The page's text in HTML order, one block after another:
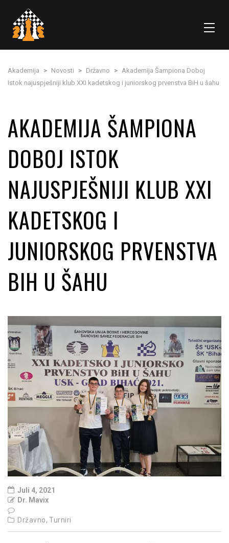
Akademija > Novosti > Državno > Akademija Šampiona Doboj
Istok najuspješniji klub XXI kadetskog i juniorskog prvenstva BiH u šahu
AKADEMIJA ŠAMPIONA
DOBOJ ISTOK
NAJUSPJEŠNIJI KLUB XXI
KADETSKOG I
JUNIORSKOG PRVENSTVA
BIH U ŠAHU
Juli 4, 2021
Dr. Mavix
Državno, Turniri